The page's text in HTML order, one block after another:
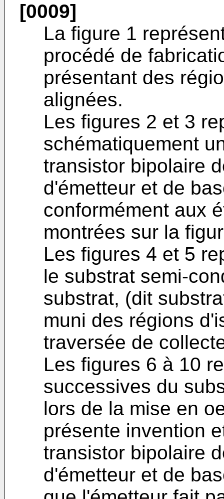
[0009]
La figure 1
procédé de
présentant des
alignées.
Les figures 2 et 3
schématiquement
transistor bipolaire
d'émetteur et de
conformément aux
montrées sur la
Les figures 4 et 5
le substrat semi-
substrat, (dit
muni des régions
traversée de
Les figures 6 à 10
successives du
lors de la mise en
présente invention
transistor bipolaire
d'émetteur et de